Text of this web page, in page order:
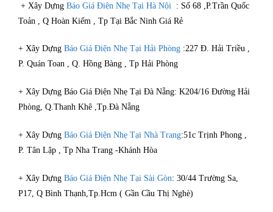
+ Xây Dựng Báo Giá Điện Nhẹ Tại Hà Nội : Số 68 ,P.Trần Quốc
Toản , Q Hoàn Kiếm , Tp Tại Bắc Ninh Giá Rẻ
+ Xây Dựng Báo Giá Điện Nhẹ Tại Hải Phòng :227 Đ. Hải Triều ,
P. Quán Toan , Q. Hồng Bàng , Tp Hải Phòng
+ Xây Dựng Báo Giá Điện Nhẹ Tại Đà Nẵng: K204/16 Đường Hải
Phòng, Q.Thanh Khê ,Tp.Đà Nẵng
+ Xây Dựng Báo Giá Điện Nhẹ Tại Nhà Trang:51c Trịnh Phong ,
P. Tân Lập , Tp Nha Trang -Khánh Hòa
+ Xây Dựng Báo Giá Điện Nhẹ Tại Sài Gòn: 30/44 Trường Sa,
P17, Q Bình Thạnh,Tp.Hcm ( Gần Cầu Thị Nghè)